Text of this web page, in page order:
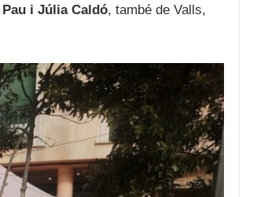
Pau i Júlia Caldó, també de Valls,